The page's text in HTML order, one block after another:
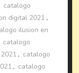
catalogo
digital 2021 ,
ilusion en
catalogo
, catalogo
, catalogo